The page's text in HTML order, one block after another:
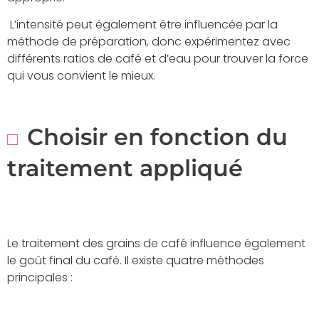
L’intensité peut également être influencée par la
méthode de préparation, donc expérimentez avec
différents ratios de café et d’eau pour trouver la force
qui vous convient le mieux.
Choisir en fonction du
traitement appliqué
Le traitement des grains de café influence également
le goût final du café. Il existe quatre méthodes
principales :